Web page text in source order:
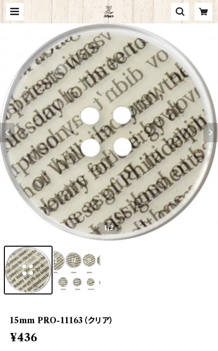
1/2
15mm PRO-11163（クリア）
¥436